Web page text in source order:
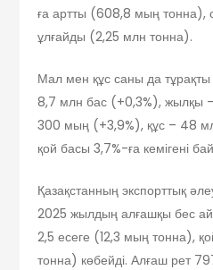
ға артты (608,8 мың тонна),
ұлғайды (2,25 млн тонна).
Мал мен құс саны да тұрақты
8,7 млн бас (+0,3%), жылқы
300 мың (+3,9%), құс – 48
қой басы 3,7%-ға кемігені
Қазақстанның экспорттық
2025 жылдың алғашқы бес
2,5 есеге (12,3 мың тонна),
тонна) көбейді. Алғаш рет